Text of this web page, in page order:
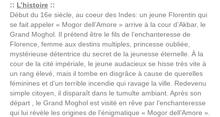
:: L’histoire ::
Début du 16e siècle, au coeur des Indes: un jeune Florentin qui
se fait appeler « Mogor dell’Amore » arrive à la cour d’Akbar, le
Grand Moghol. Il prétend être le fils de l’enchanteresse de
Florence, femme aux destins multiples, princesse oubliée,
mystérieuse détentrice du secret de la jeunesse éternelle. À la
cour de la cité impériale, le jeune audacieux se hisse très vite à
un rang élevé, mais il tombe en disgrâce à cause de querelles
féminines et d’un terrible incendie qui ravage la ville. Redevenu
simple citoyen, il disparaît dans le tumulte ambiant. Après son
départ , le Grand Moghol est visité en rêve par l’enchanteresse
qui lui révèle les origines de l’énigmatique « Mogor dell’Amore ».